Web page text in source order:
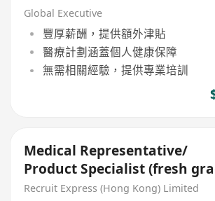
Global Executive
豐厚薪酬，提供額外津貼
醫療計劃涵蓋個人健康保障
無需相關經驗，提供專業培訓
Medical Representative/
Product Specialist (fresh
welcome)
Recruit Express (Hong Kong) Limited